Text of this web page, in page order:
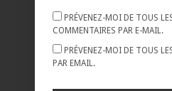
PRÉVENEZ-MOI DE TOUS
COMMENTAIRES PAR E-MAIL.
PRÉVENEZ-MOI DE TOUS
PAR EMAIL.